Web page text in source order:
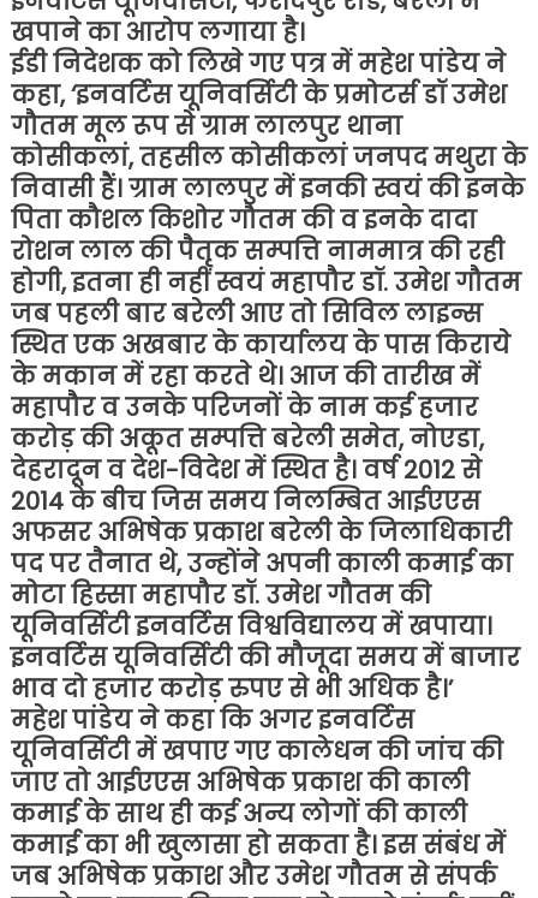
खपाने का आरोप लगाया है।
ईडी निदेशक को लिखे गए पत्र में महेश पांडेय ने
कहा, ‘इनवर्टिस यूनिवर्सिटी के प्रमोटर्स डॉ उमेश
गौतम मूल रूप से ग्राम लालपुर थाना
कोसीकलां, तहसील कोसीकलां जनपद मथुरा के
निवासी हैं। ग्राम लालपुर में इनकी स्वयं की इनके
पिता कौशल किशोर गौतम की व इनके दादा
रोशन लाल की पैतृक सम्पत्ति नाममात्र की रही
होगी, इतना ही नहीं स्वयं महापौर डॉ. उमेश गौतम
जब पहली बार बरेली आए तो सिविल लाइन्स
स्थित एक अखबार के कार्यालय के पास किराये
के मकान में रहा करते थे। आज की तारीख में
महापौर व उनके परिजनों के नाम कई हजार
करोड़ की अकूत सम्पत्ति बरेली समेत, नोएडा,
देहरादून व देश-विदेश में स्थित है। वर्ष 2012 से
2014 के बीच जिस समय निलम्बित आईएएस
अफसर अभिषेक प्रकाश बरेली के जिलाधिकारी
पद पर तैनात थे, उन्होंने अपनी काली कमाई का
मोटा हिस्सा महापौर डॉ. उमेश गौतम की
यूनिवर्सिटी इनवर्टिस विश्वविद्यालय में खपाया।
इनवर्टिस यूनिवर्सिटी की मौजूदा समय में बाजार
भाव दो हजार करोड़ रुपए से भी अधिक है।’
महेश पांडेय ने कहा कि अगर इनवर्टिस
यूनिवर्सिटी में खपाए गए कालेधन की जांच की
जाए तो आईएएस अभिषेक प्रकाश की काली
कमाई के साथ ही कई अन्य लोगों की काली
कमाई का भी खुलासा हो सकता है। इस संबंध में
जब अभिषेक प्रकाश और उमेश गौतम से संपर्क